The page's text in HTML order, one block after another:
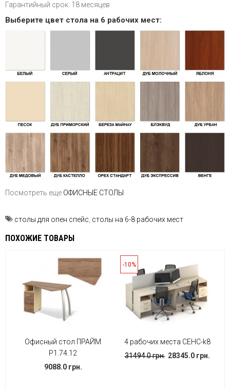
Гарантийный срок: 18 месяцев
Выберите цвет стола на 6 рабочих мест:
Посмотреть еще ОФИСНЫЕ СТОЛЫ
столы для опен спейс столы на 6-8 рабочих мест
ПОХОЖИЕ ТОВАРЫ
Офисный стол ПРАЙМ
Р1.74.12
9088.0 грн.
-10%
4 рабочих места СЕНС-k8
31494.0 грн. 28345.0 грн.